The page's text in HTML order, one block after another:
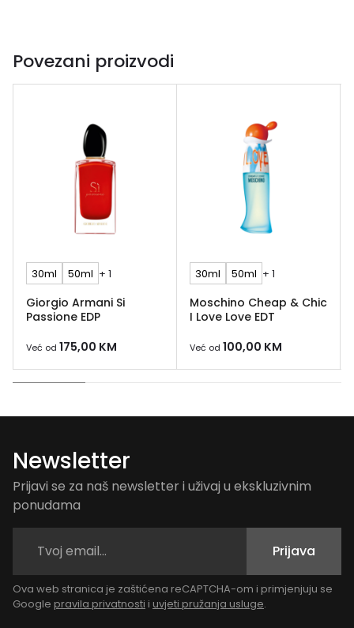
Povezani proizvodi
30ml 50ml + 1
Giorgio Armani Si
Passione EDP
Već od 175,00 KM
30ml 50ml + 1
Moschino Cheap & Chic
I Love Love EDT
Već od 100,00 KM
Newsletter
Prijavi se za naš newsletter i uživaj u ekskluzivnim
ponudama
Prijava
Ova web stranica je zaštićena reCAPTCHA-om i primjenjuju se
Google pravila privatnosti i uvjeti pružanja usluge.